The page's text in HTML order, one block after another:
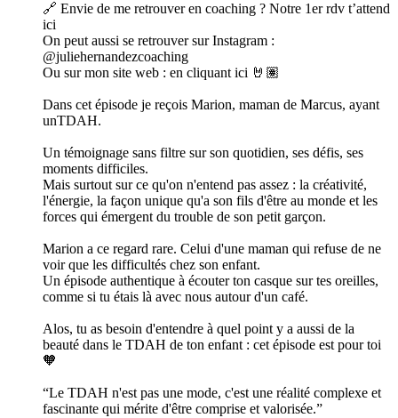
🔗 Envie de me retrouver en coaching ? Notre 1er rdv t’attend
ici
On peut aussi se retrouver sur Instagram :
@juliehernandezcoaching
Ou sur mon site web : en cliquant ici 🤘🏽
Dans cet épisode je reçois Marion, maman de Marcus, ayant
unTDAH.
Un témoignage sans filtre sur son quotidien, ses défis, ses
moments difficiles.
Mais surtout sur ce qu'on n'entend pas assez : la créativité,
l'énergie, la façon unique qu'a son fils d'être au monde et les
forces qui émergent du trouble de son petit garçon.
Marion a ce regard rare. Celui d'une maman qui refuse de ne
voir que les difficultés chez son enfant.
Un épisode authentique à écouter ton casque sur tes oreilles,
comme si tu étais là avec nous autour d'un café.
Alos, tu as besoin d'entendre à quel point y a aussi de la
beauté dans le TDAH de ton enfant : cet épisode est pour toi
🧡
“Le TDAH n'est pas une mode, c'est une réalité complexe et
fascinante qui mérite d'être comprise et valorisée.”